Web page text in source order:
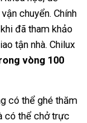
chuyển. Chính
đã tham khảo
tận nhà. Chilux
vòng 100
có thể ghé thăm
có thể chở trực